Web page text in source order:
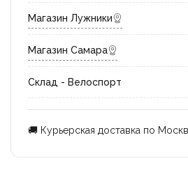
Магазин Лужники
Магазин Самара
Склад - Велоспорт
🚚 Курьерская доставка по